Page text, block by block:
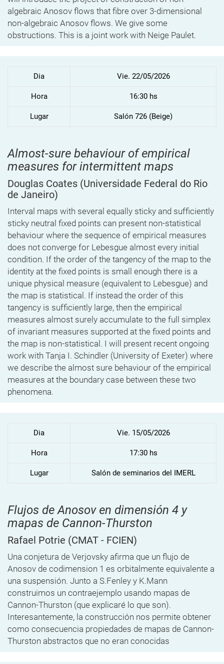
algebraic Anosov flows that fibre over 3-dimensional
non-algebraic Anosov flows. We give some
obstructions. This is a joint work with Neige Paulet.
Dia Vie. 22/05/2026
Hora 16:30 hs
Lugar Salón 726 (Beige)
Almost-sure behaviour of empirical
measures for intermittent maps
Douglas Coates (Universidade Federal do Rio
de Janeiro)
Interval maps with several equally sticky and sufficiently
sticky neutral fixed points can present non-statistical
behaviour where the sequence of empirical measures
does not converge for Lebesgue almost every initial
condition. If the order of the tangency of the map to the
identity at the fixed points is small enough there is a
unique physical measure (equivalent to Lebesgue) and
the map is statistical. If instead the order of this
tangency is sufficiently large, then the empirical
measures almost surely accumulate to the full simplex
of invariant measures supported at the fixed points and
the map is non-statistical. I will present recent ongoing
work with Tanja I. Schindler (University of Exeter) where
we describe the almost sure behaviour of the empirical
measures at the boundary case between these two
phenomena.
Dia Vie. 15/05/2026
Hora 17:30 hs
Lugar Salón de seminarios del IMERL
Flujos de Anosov en dimensión 4 y
mapas de Cannon-Thurston
Rafael Potrie (CMAT - FCIEN)
Una conjetura de Verjovsky afirma que un flujo de
Anosov de codimension 1 es orbitalmente equivalente a
una suspensión. Junto a S.Fenley y K.Mann
construimos un contraejemplo usando mapas de
Cannon-Thurston (que explicaré lo que son).
Interesantemente, la construcción nos permite obtener
como consecuencia propiedades de mapas de Cannon-
Thurston abstractos que no eran conocidas